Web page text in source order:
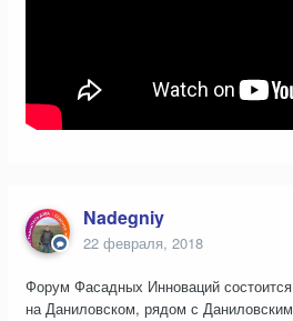
Nadegniy
22 февраля, 2018
Форум Фасадных Инноваций
на Даниловском, рядом с